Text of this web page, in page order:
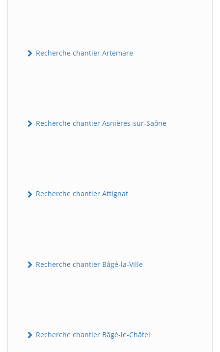
Recherche chantier Artemare
Recherche chantier Asnières-sur-Saône
Recherche chantier Attignat
Recherche chantier Bâgé-la-Ville
Recherche chantier Bâgé-le-Châtel